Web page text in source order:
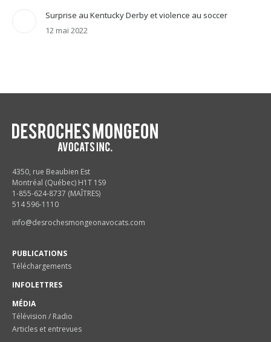
Surprise au Kentucky Derby et violence au soccer
12 mai 2022
4350, rue Beaubien Est
Montréal (Québec) H1T 1S9
1-855-624-8737 (MAÎTRES)
514 596-1110
info@desrochesmongeonavocats.com
PUBLICATIONS
Téléchargements
INFOLETTRES
MÉDIA
Télévision / Radio
Articles et entrevues